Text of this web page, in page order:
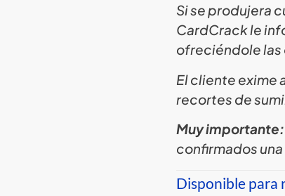
Si se produjera
CardCrack le
ofreciéndole
El cliente exime
recortes de
Muy
confirmados
Disponible para